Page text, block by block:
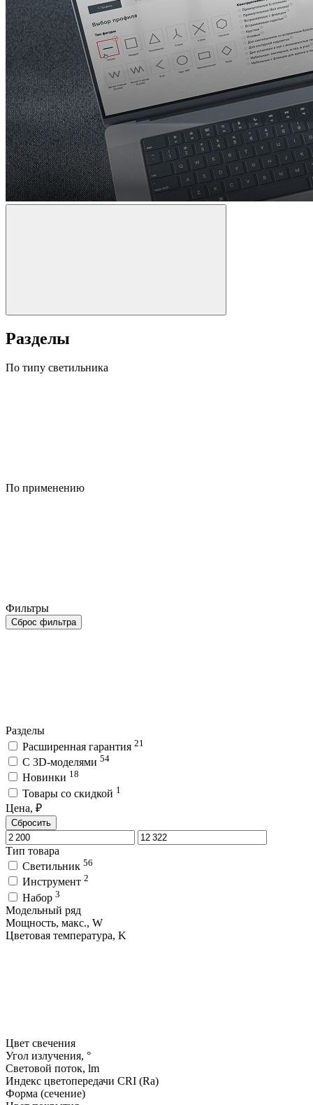
Разделы
По типу светильника
По применению
Фильтры
Сброс фильтра
Разделы
Расширенная гарантия 21
C 3D-моделями 54
Новинки 18
Товары со скидкой 1
Цена, ₽
Сбросить
Тип товара
Светильник 56
Инструмент 2
Набор 3
Модельный ряд
Мощность, макс., W
Цветовая температура, K
Цвет свечения
Угол излучения, °
Световой поток, lm
Индекс цветопередачи CRI (Ra)
Форма (сечение)